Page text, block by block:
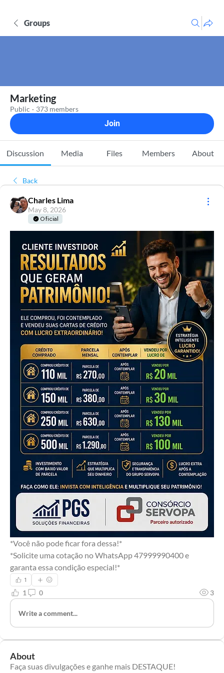
Groups
Marketing
Public · 373 members
Join
Discussion Media Files Members About
Back
Charles Lima
May 8, 2026
Oficial
*Você não pode ficar fora dessa!*
*Solicite uma cotação no WhatsApp 47999990400 e
garanta essa condição especial!*
1
1 0 3
Write a comment...
About
Faça suas divulgações e ganhe mais DESTAQUE!